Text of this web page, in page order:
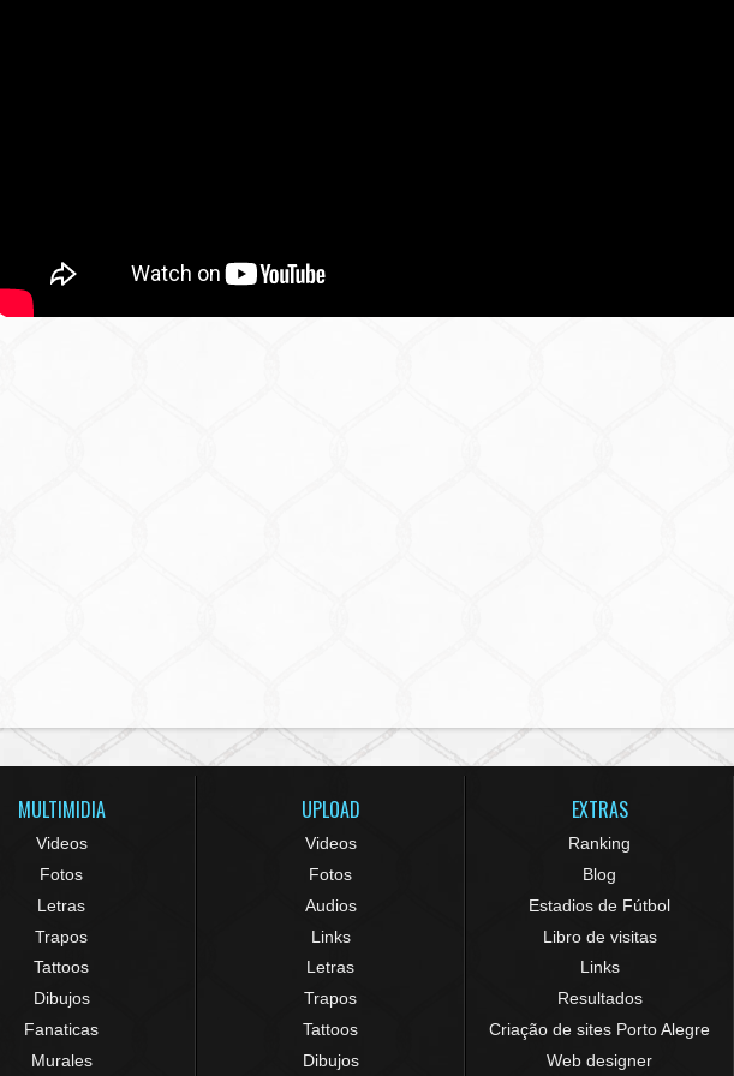
MULTIMIDIA
Videos
Fotos
Letras
Trapos
Tattoos
Dibujos
Fanaticas
Murales
UPLOAD
Videos
Fotos
Audios
Links
Letras
Trapos
Tattoos
Dibujos
EXTRAS
Ranking
Blog
Estadios de Fútbol
Libro de visitas
Links
Resultados
Criação de sites Porto Alegre
Web designer